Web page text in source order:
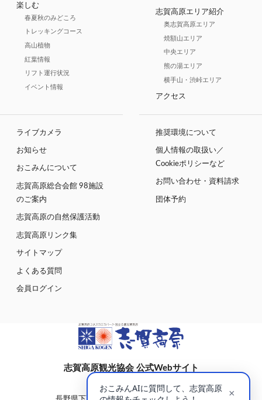
楽しむ
春夏秋のみどころ
トレッキングコース
高山植物
紅葉情報
リフト運行状況
イベント情報
志賀高原エリア紹介
奥志賀高原エリア
焼額山エリア
中央エリア
熊の湯エリア
横手山・渋峠エリア
アクセス
ライブカメラ
お知らせ
おこみんについて
志賀高原総合会館 98施設
のご案内
志賀高原の自然保護活動
志賀高原リンク集
サイトマップ
よくある質問
会員ログイン
推奨環境について
個人情報の取扱い／
Cookieポリシーなど
お問い合わせ・資料請求
団体予約
志賀高原観光協会 公式Webサイト
〒381-0401